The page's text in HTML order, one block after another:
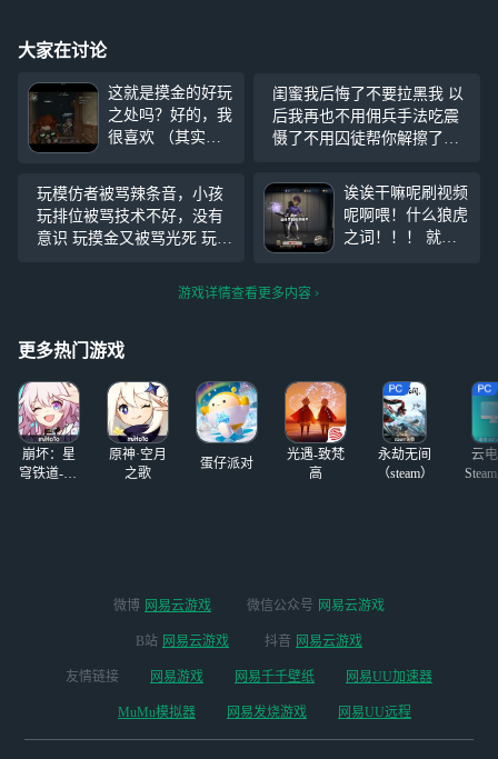
大家在讨论
这就是摸金的好玩
之处吗？好的，我
很喜欢 （其实是
金嘛） os碎碎念，
其实都是陌生人，
我开的招募，他们
在保护我，教我打
让我自己试试，我
死了
闺蜜我后悔了不要拉黑我 以
后我再也不用佣兵手法吃震
慑了不用囚徒帮你解擦了你
线吧 反正你又不玩网易云看
不到 闺蜜已经5分钟了，你
怎么还不上线
玩模仿者被骂辣条音，小孩
玩排位被骂技术不好，没有
意识 玩摸金又被骂光死 玩伏
诶诶干嘛呢刷视频
呢啊喂！什么狼虎
之词！！！ 就是
游戏详情查看更多内容
更多热门游戏
崩坏：星
穹铁道-4.4
原神·空月
之歌
蛋仔派对
光遇-致梵
高
永劫无间
（steam）
云
微博 网易云游戏 微信公众号 网易云游戏
B站 网易云游戏 抖音 网易云游戏
友情链接 网易游戏 网易千千壁纸 网易UU加速器
MuMu模拟器 网易发烧游戏 网易UU远程